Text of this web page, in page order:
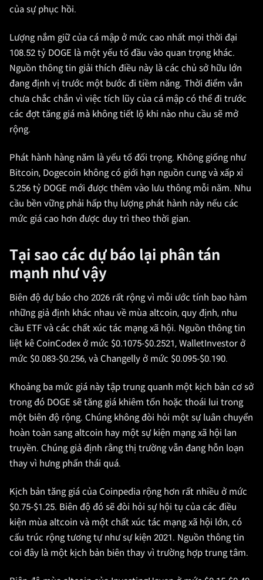
của sự phục hồi.
Lượng nắm giữ của cá mập ở mức cao nhất mọi thời đại
108.52 tỷ DOGE là một yếu tố đầu vào quan trọng khác.
Nguồn thông tin giải thích điều này là các chủ sở hữu lớn
đang định vị trước một bước đi tiềm năng. Thời điểm vẫn
chưa chắc chắn vì việc tích lũy của cá mập có thể đi trước
các đợt tăng giá mà không tiết lộ khi nào nhu cầu sẽ mở
rộng.
Phát hành hàng năm là yếu tố đối trọng. Không giống như
Bitcoin, Dogecoin không có giới hạn nguồn cung và xấp xỉ
5.256 tỷ DOGE mới được thêm vào lưu thông mỗi năm. Nhu
cầu bền vững phải hấp thụ lượng phát hành này nếu các
mức giá cao hơn được duy trì theo thời gian.
Tại sao các dự báo lại phân tán
mạnh như vậy
Biên độ dự báo cho 2026 rất rộng vì mỗi ước tính bao hàm
những giả định khác nhau về mùa altcoin, quy định, nhu
cầu ETF và các chất xúc tác mạng xã hội. Nguồn thông tin
liệt kê CoinCodex ở mức $0.1075-$0.2521, WalletInvestor ở
mức $0.083-$0.256, và Changelly ở mức $0.095-$0.190.
Khoảng ba mức giá này tập trung quanh một kịch bản cơ sở
trong đó DOGE sẽ tăng giá khiêm tốn hoặc thoái lui trong
một biên độ rộng. Chúng không đòi hỏi một sự luân chuyển
hoàn toàn sang altcoin hay một sự kiện mạng xã hội lan
truyền. Chúng giả định rằng thị trường vẫn đang hỗn loạn
thay vì hưng phấn thái quá.
Kịch bản tăng giá của Coinpedia rộng hơn rất nhiều ở mức
$0.75-$1.25. Biên độ đó sẽ đòi hỏi sự hội tụ của các điều
kiện mùa altcoin và một chất xúc tác mạng xã hội lớn, có
cấu trúc rộng tương tự như sự kiện 2021. Nguồn thông tin
coi đây là một kịch bản biên thay vì trường hợp trung tâm.